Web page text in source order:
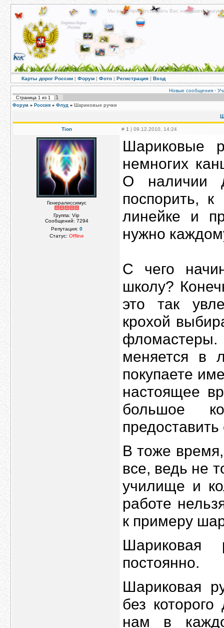
Мы рады приветствовать Вас на нашем
Карты дорог России | Форум | Фото | Регистрация | Вход
Новые сообщения·
Страница 1 из 1 1
Форум » Россия » Флуд » Шариковые ручки
Tion # 1 | 09.12.2010, 14:24
Генералиссимус
Группа: Vip
Сообщений: 7294
Репутация: 0
Статус: Offline
Шариковые
немногих
О наличии
поспорить, к
линейке и
нужно
С чего
школу?
это так
крохой
меняется в
покупаете
настоящее
большое
В тоже
все, ведь не
училище и
работе
к примеру
Шариковая
постоянно.
Шариковая
без
нам в